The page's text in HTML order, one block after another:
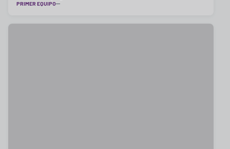
PRIMER EQUIPO